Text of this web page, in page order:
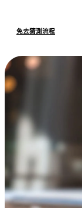
免去猜測流程